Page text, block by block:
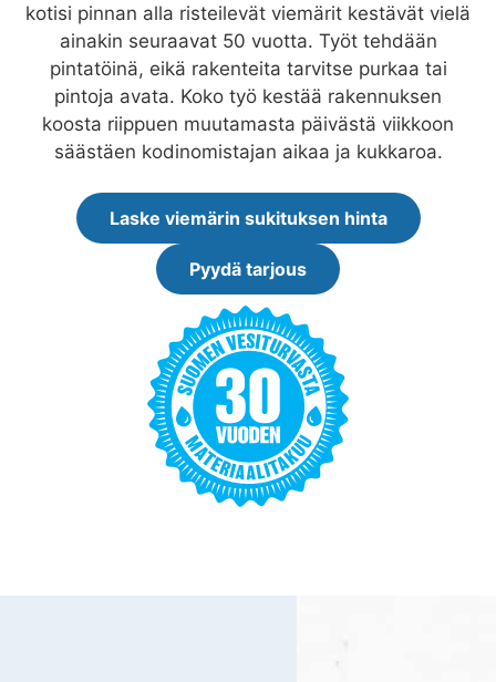
kotisi pinnan alla risteilevät viemärit kestävät vielä
ainakin seuraavat 50 vuotta. Työt tehdään
pintatöinä, eikä rakenteita tarvitse purkaa tai
pintoja avata. Koko työ kestää rakennuksen
koosta riippuen muutamasta päivästä viikkoon
säästäen kodinomistajan aikaa ja kukkaroa.
Laske viemärin sukituksen hinta
Pyydä tarjous